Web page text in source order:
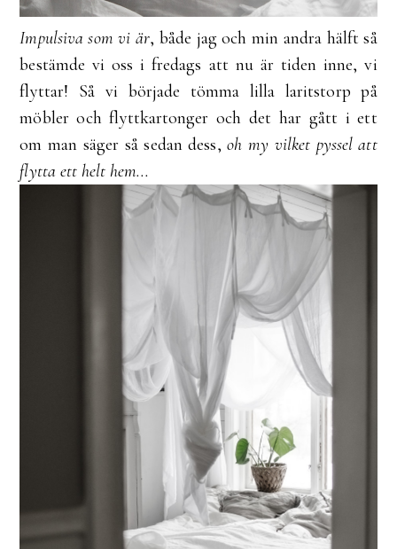
Impulsiva som vi är, både jag och min andra hälft så
bestämde vi oss i fredags att nu är tiden inne, vi
flyttar! Så vi började tömma lilla laritstorp på
möbler och flyttkartonger och det har gått i ett
om man säger så sedan dess, oh my vilket pyssel att
flytta ett helt hem...